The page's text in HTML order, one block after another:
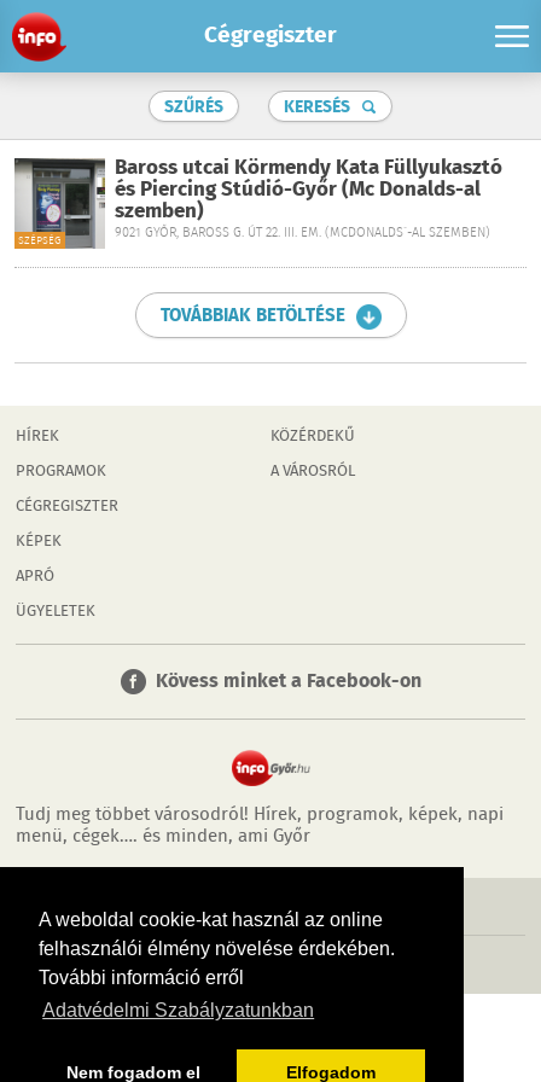
A weboldal cookie-kat használ az online
felhasználói élmény növelése érdekében.
További információ erről
Adatvédelmi Szabályzatunkban
Nem fogadom el Elfogadom
Cégregiszter
SZŰRÉS KERESÉS
SZÉPSÉG
Baross utcai Körmendy Kata Füllyukasztó
és Piercing Stúdió-Győr (Mc Donalds-al
szemben)
9021 GYŐR, BAROSS G. ÚT 22. III. EM. (MCDONALDS´-AL SZEMBEN)
TOVÁBBIAK BETÖLTÉSE
HÍREK
PROGRAMOK
CÉGREGISZTER
KÉPEK
APRÓ
ÜGYELETEK
KÖZÉRDEKŰ
A VÁROSRÓL
Kövess minket a Facebook-on
Tudj meg többet városodról! Hírek, programok, képek, napi
menü, cégek…. és minden, ami Győr